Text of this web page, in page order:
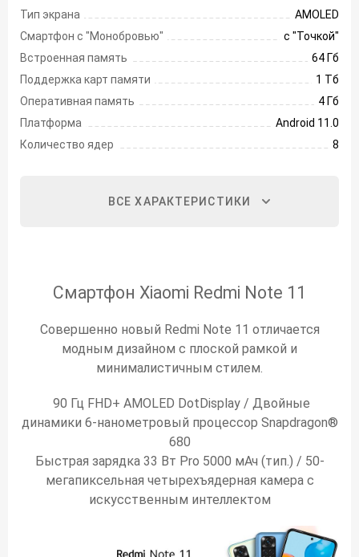
Тип экрана
AMOLED
Смартфон с "Монобровью"
с "Точкой"
Встроенная память
64 Гб
Поддержка карт памяти
1 Тб
Оперативная память
4 Гб
Платформа
Android 11.0
Количество ядер
8
ВСЕ ХАРАКТЕРИСТИКИ
Смартфон Xiaomi Redmi Note 11
Совершенно новый Redmi Note 11 отличается
модным дизайном с плоской рамкой и
минималистичным стилем.
90 Гц FHD+ AMOLED DotDisplay / Двойные
динамики 6-нанометровый процессор Snapdragon®
680
Быстрая зарядка 33 Вт Pro 5000 мАч (тип.) / 50-
мегапиксельная четырехъядерная камера с
искусственным интеллектом